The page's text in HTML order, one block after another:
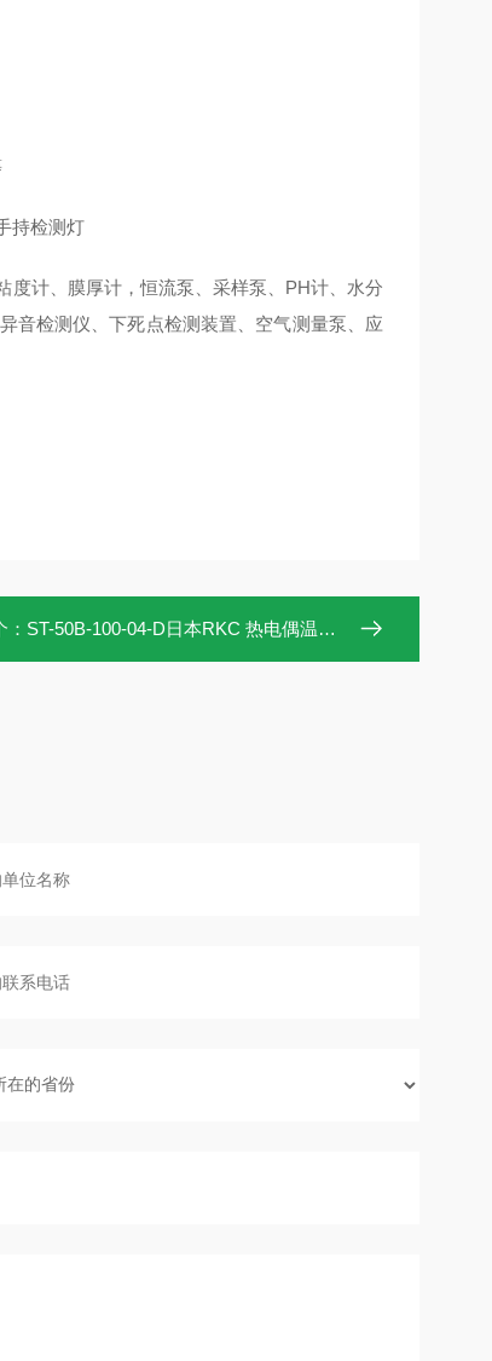
持检测灯
度计、膜厚计，恒流泵、采样泵、PH计、水分
音检测仪、下死点检测装置、空气测量泵、应
ST-50B-100-04-D日本RKC 热电偶温度探头 精品现货!!